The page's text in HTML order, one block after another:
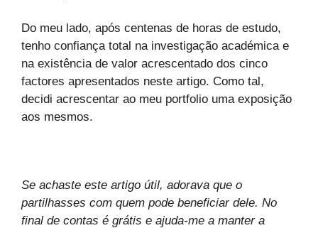
Do meu lado, após centenas de horas de estudo,
tenho confiança total na investigação académica e
na existência de valor acrescentado dos cinco
factores apresentados neste artigo. Como tal,
decidi acrescentar ao meu portfolio uma exposição
aos mesmos.
Se achaste este artigo útil, adorava que o
partilhasses com quem pode beneficiar dele. No
final de contas é grátis e ajuda-me a manter a